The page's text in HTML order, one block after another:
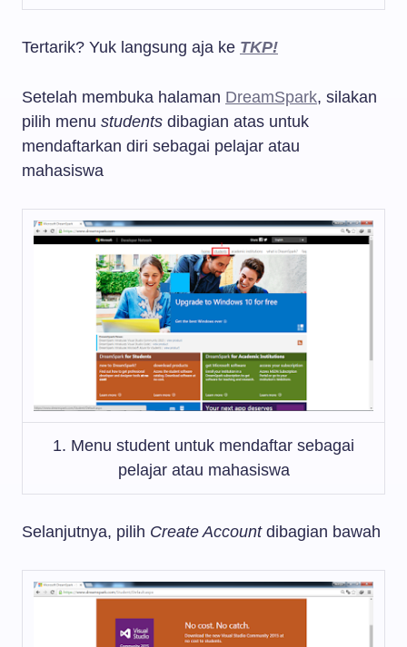
Tertarik? Yuk langsung aja ke TKP!
Setelah membuka halaman DreamSpark, silakan
pilih menu students dibagian atas untuk
mendaftarkan diri sebagai pelajar atau
mahasiswa
1. Menu student untuk mendaftar sebagai
pelajar atau mahasiswa
Selanjutnya, pilih Create Accountdibagian bawah